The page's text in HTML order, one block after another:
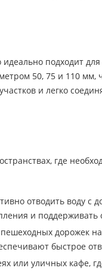
подходит для
50, 75 и 110 мм,
и легко
где
отводить воду с
и поддерживать
дорожек на
быстрое
или уличных кафе,